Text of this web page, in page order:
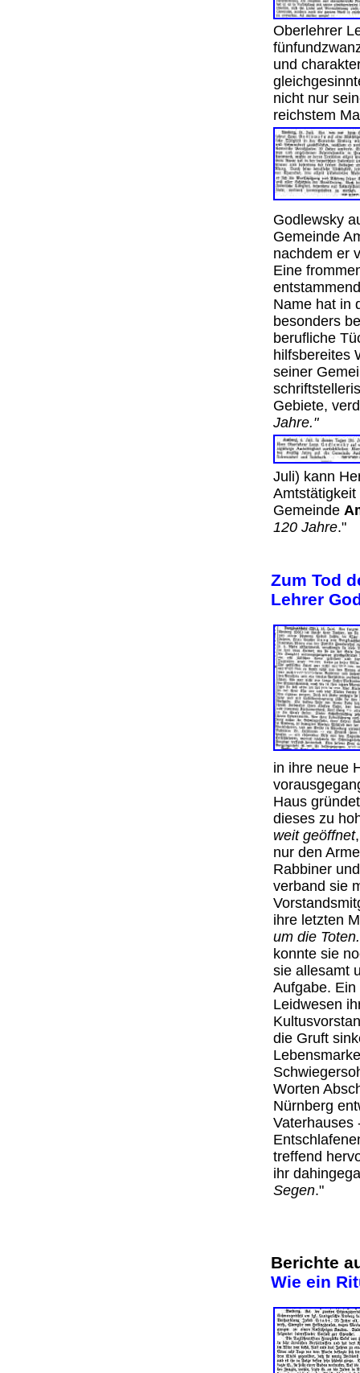
Oberlehrer
und
nicht nur
reichstem
Godlewsky
Gemeinde
nachdem er
Eine
Name hat in
besonders
berufliche
hilfsbereites
seiner
Gebiete,
Jahre."
Juli) kann
Gemeinde
120 Jahre."
Zum Tod
Lehrer
in ihre neue
Haus
dieses zu
weit geöffnet
nur den
Rabbiner
verband sie
ihre letzten
um die Toten.
konnte sie
sie allesamt
Aufgabe.
Leidwesen
die Gruft
Worten
Nürnberg
Vaterhauses
treffend
ihr
Segen."
Berichte a
Wie ein